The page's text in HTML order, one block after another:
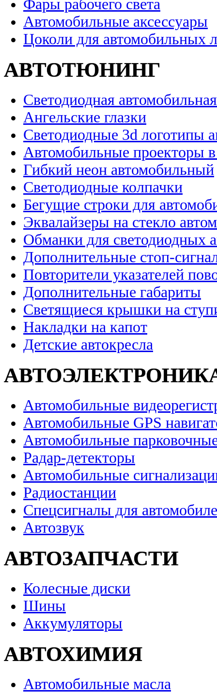
Фары рабочего света
Автомобильные аксессуары
Цоколи для автомобильных
АВТОТЮНИНГ
Светодиодная
Ангельские глазки
Светодиодные 3d логотипы
Автомобильные проекторы
Гибкий неон автомобильный
Светодиодные колпачки
Бегущие строки для
Эквалайзеры на стекло
Обманки для светодиодных
Дополнительные стоп-
Повторители указателей
Дополнительные габариты
Светящиеся крышки на
Накладки на капот
Детские автокресла
Автомобильные
Автомобильные GPS
Автомобильные
Радар-детекторы
Автомобильные
Радиостанции
Спецсигналы для
Автозвук
АВТОЗАПЧАСТИ
Колесные диски
Шины
Аккумуляторы
АВТОХИМИЯ
Автомобильные масла